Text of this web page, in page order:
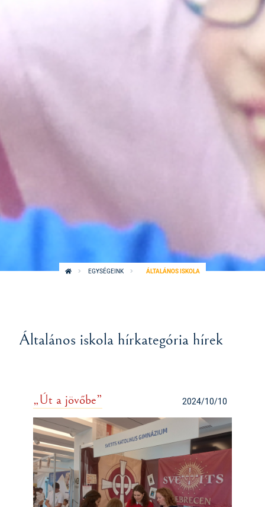
EGYSÉGEINK ÁLTALÁNOS ISKOLA
Általános iskola hírkategória hírek
2024/10/10
„Út a jövőbe”